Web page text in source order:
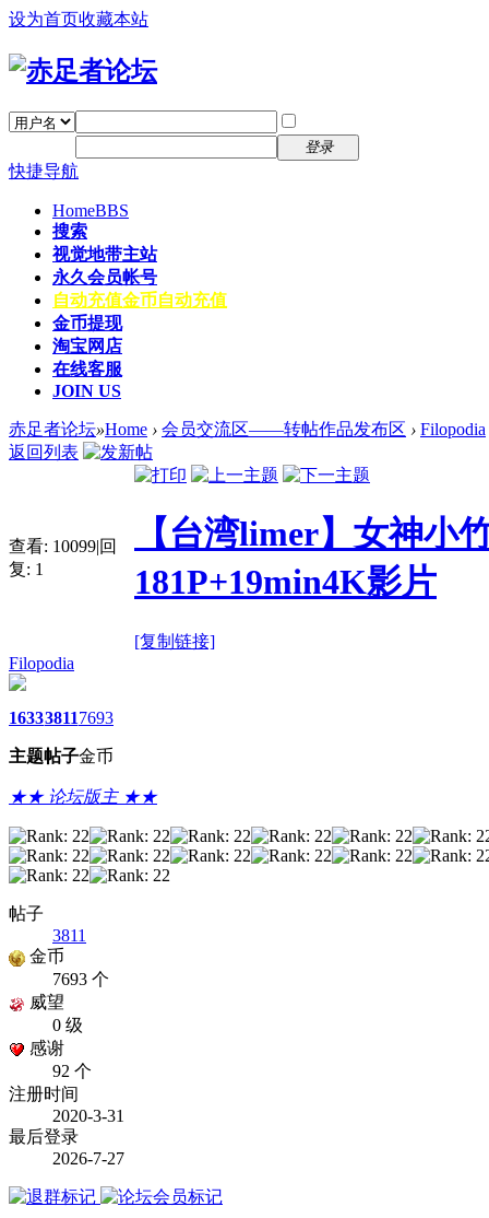
设为首页收藏本站
登录
快捷导航
HomeBBS
搜索
视觉地带主站
永久会员帐号
自动充值金币自动充值
金币提现
淘宝网店
在线客服
JOIN US
赤足者论坛»Home › 会员交流区——转帖作品发布区 › Filopodia
返回列表
查看: 10099|回
复: 1
【台湾limer】女神小
181P+19min4K影片
[复制链接]
Filopodia
1633
主题
3811
帖子
7693
金币
★★ 论坛版主 ★★
帖子
3811
金币
7693 个
威望
0 级
感谢
92 个
注册时间
2020-3-31
最后登录
2026-7-27